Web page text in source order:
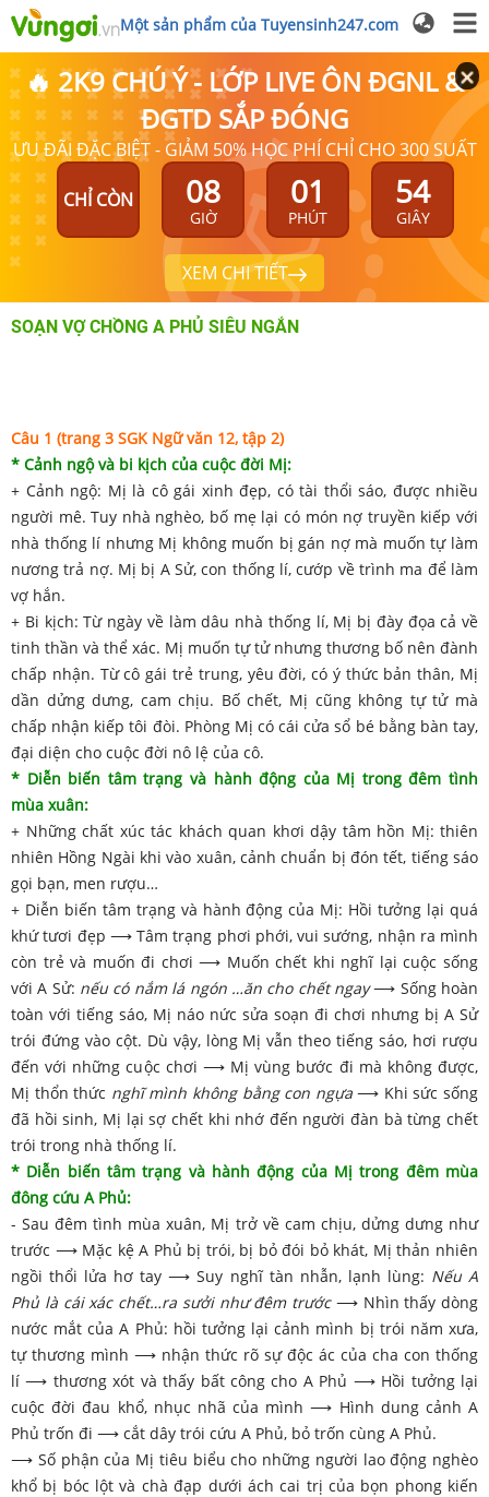
Một sản phẩm của Tuyensinh247.com
🔥 2K9 CHÚ Ý - LỚP LIVE ÔN ĐGNL &
ĐGTD SẮP ĐÓNG
ƯU ĐÃI ĐẶC BIỆT - GIẢM 50% HỌC PHÍ CHỈ CHO 300 SUẤT
CHỈ CÒN 08
GIỜ
01
PHÚT
54
GIÂY
XEM CHI TIẾT
SOẠN VỢ CHỒNG A PHỦ SIÊU NGẮN
Câu 1 (trang 3 SGK Ngữ văn 12, tập 2)
* Cảnh ngộ và bi kịch của cuộc đời Mị:
+ Cảnh ngộ: Mị là cô gái xinh đẹp, có tài thổi sáo, được nhiều
người mê. Tuy nhà nghèo, bố mẹ lại có món nợ truyền kiếp với
nhà thống lí nhưng Mị không muốn bị gán nợ mà muốn tự làm
nương trả nợ. Mị bị A Sử, con thống lí, cướp về trình ma để làm
vợ hắn.
+ Bi kịch: Từ ngày về làm dâu nhà thống lí, Mị bị đày đọa cả về
tinh thần và thể xác. Mị muốn tự tử nhưng thương bố nên đành
chấp nhận. Từ cô gái trẻ trung, yêu đời, có ý thức bản thân, Mị
dần dửng dưng, cam chịu. Bố chết, Mị cũng không tự tử mà
chấp nhận kiếp tôi đòi. Phòng Mị có cái cửa sổ bé bằng bàn tay,
đại diện cho cuộc đời nô lệ của cô.
* Diễn biến tâm trạng và hành động của Mị trong đêm tình
mùa xuân:
+ Những chất xúc tác khách quan khơi dậy tâm hồn Mị: thiên
nhiên Hồng Ngài khi vào xuân, cảnh chuẩn bị đón tết, tiếng sáo
gọi bạn, men rượu…
+ Diễn biến tâm trạng và hành động của Mị: Hồi tưởng lại quá
khứ tươi đẹp ⟶ Tâm trạng phơi phới, vui sướng, nhận ra mình
còn trẻ và muốn đi chơi ⟶ Muốn chết khi nghĩ lại cuộc sống
với A Sử: nếu có nắm lá ngón …ăn cho chết ngay⟶ Sống hoàn
toàn với tiếng sáo, Mị náo nức sửa soạn đi chơi nhưng bị A Sử
trói đứng vào cột. Dù vậy, lòng Mị vẫn theo tiếng sáo, hơi rượu
đến với những cuộc chơi ⟶ Mị vùng bước đi mà không được,
Mị thổn thức nghĩ mình không bằng con ngựa⟶ Khi sức sống
đã hồi sinh, Mị lại sợ chết khi nhớ đến người đàn bà từng chết
trói trong nhà thống lí.
* Diễn biến tâm trạng và hành động của Mị trong đêm mùa
đông cứu A Phủ:
- Sau đêm tình mùa xuân, Mị trở về cam chịu, dửng dưng như
trước ⟶ Mặc kệ A Phủ bị trói, bị bỏ đói bỏ khát, Mị thản nhiên
ngồi thổi lửa hơ tay ⟶ Suy nghĩ tàn nhẫn, lạnh lùng: Nếu A
Phủ là cái xác chết…ra sưởi như đêm trước ⟶ Nhìn thấy dòng
nước mắt của A Phủ: hồi tưởng lại cảnh mình bị trói năm xưa,
tự thương mình ⟶ nhận thức rõ sự độc ác của cha con thống
lí ⟶ thương xót và thấy bất công cho A Phủ ⟶ Hồi tưởng lại
cuộc đời đau khổ, nhục nhã của mình ⟶ Hình dung cảnh A
Phủ trốn đi ⟶ cắt dây trói cứu A Phủ, bỏ trốn cùng A Phủ.
⟶ Số phận của Mị tiêu biểu cho những người lao động nghèo
khổ bị bóc lột và chà đạp dưới ách cai trị của bọn phong kiến